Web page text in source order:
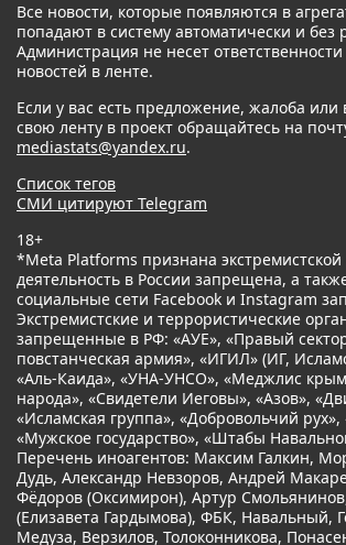
Все новости, которые появляются в
попадают в систему автоматически и
Администрация не несет
новостей в ленте.
Если у вас есть предложение, жалоба
свою ленту в проект обращайтесь на
mediastats@yandex.ru.
Список тегов
СМИ цитируют Telegram
18+
*Meta Platforms признана
деятельность в России запрещена, а
социальные сети Facebook и Instagram
Экстремистские и террористические
запрещенные в РФ: «АУЕ», «Правый
повстанческая армия», «ИГИЛ» (ИГ,
«Аль-Каида», «УНА-УНСО», «Меджлис
народа», «Свидетели Иеговы», «Азов»,
«Исламская группа», «Добровольчий
«Мужское государство», «Штабы
Перечень иноагентов: Максим Галкин,
Дудь, Александр Невзоров, Андрей
Фёдоров (Оксимирон), Артур
(Елизавета Гардымова), ФБК, Навальный,
Медуза, Верзилов, Толоконникова,